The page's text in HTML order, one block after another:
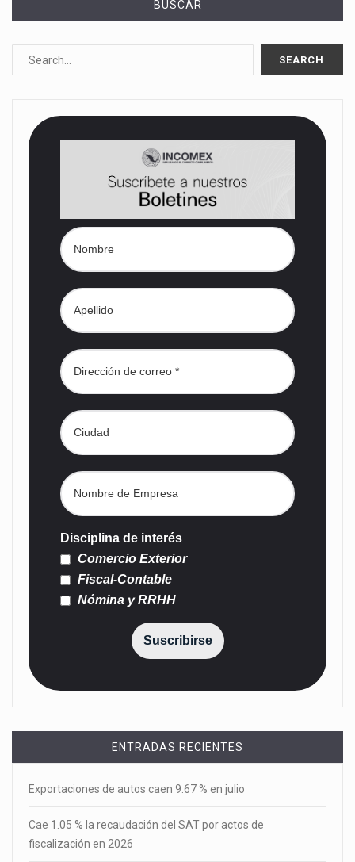
BUSCAR
Disciplina de interés
Comercio Exterior
Fiscal-Contable
Nómina y RRHH
Suscribirse
ENTRADAS RECIENTES
Exportaciones de autos caen 9.67 % en julio
Cae 1.05 % la recaudación del SAT por actos de
fiscalización en 2026